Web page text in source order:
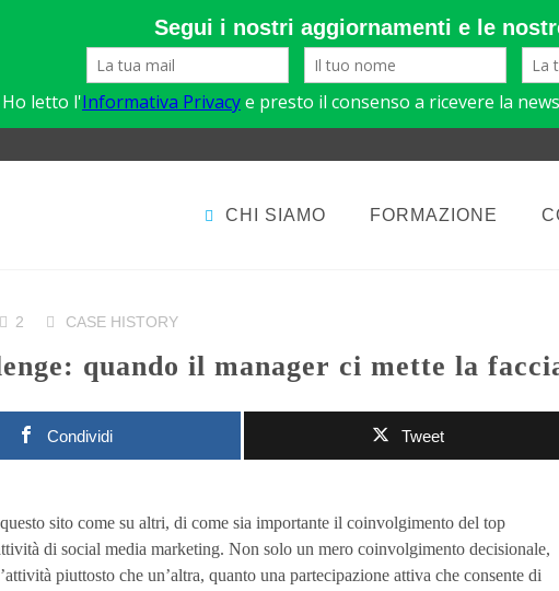
CHI SIAMO FORMAZIONE
2 CASE HISTORY
quando il manager ci mette la
Condividi Tweet
sito come su altri, di come sia importante il coinvolgimento del top
di social media marketing. Non solo un mero coinvolgimento decisionale,
piuttosto che un’altra, quanto una partecipazione attiva che consente di